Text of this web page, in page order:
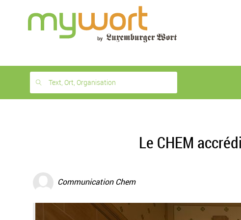
month
free
Text, Ort, Organisation
Le CHEM
Communication Chem